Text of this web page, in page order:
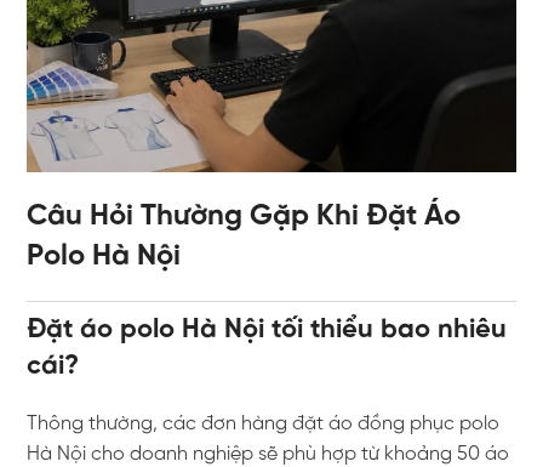
Câu Hỏi Thường Gặp Khi Đặt Áo
Polo Hà Nội
Đặt áo polo Hà Nội tối thiểu bao nhiêu
cái?
Thông thường, các đơn hàng đặt áo đồng phục polo
Hà Nội cho doanh nghiệp sẽ phù hợp từ khoảng 50 áo